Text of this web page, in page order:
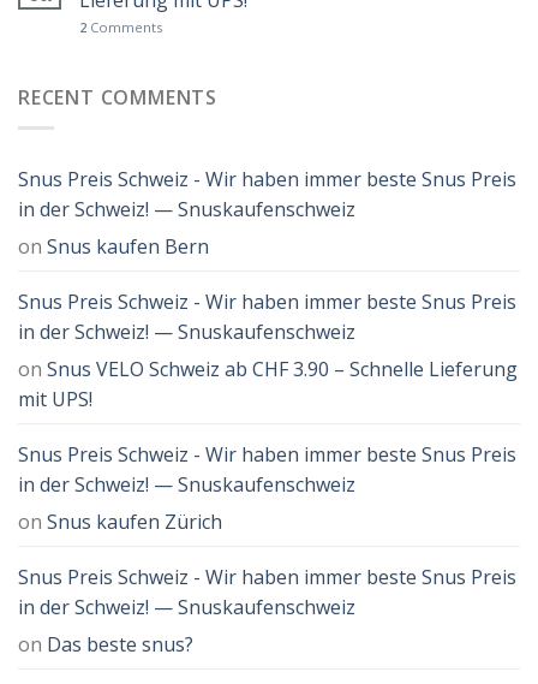
2 Comments
RECENT COMMENTS
Snus Preis Schweiz - Wir haben immer beste Snus Preis
in der Schweiz! — Snuskaufenschweiz
on Snus kaufen Bern
Snus Preis Schweiz - Wir haben immer beste Snus Preis
in der Schweiz! — Snuskaufenschweiz
on Snus VELO Schweiz ab CHF 3.90 – Schnelle Lieferung
mit UPS!
Snus Preis Schweiz - Wir haben immer beste Snus Preis
in der Schweiz! — Snuskaufenschweiz
on Snus kaufen Zürich
Snus Preis Schweiz - Wir haben immer beste Snus Preis
in der Schweiz! — Snuskaufenschweiz
on Das beste snus?